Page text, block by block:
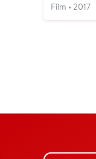
Film • 2017